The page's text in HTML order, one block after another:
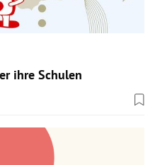
ihre Schulen